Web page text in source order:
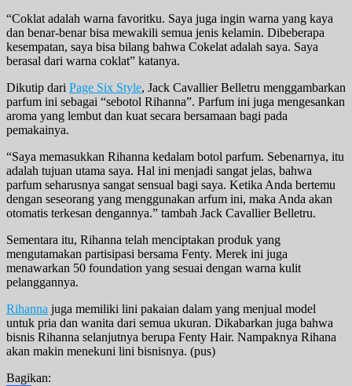
“Coklat adalah warna favoritku. Saya juga ingin warna yang kaya
dan benar-benar bisa mewakili semua jenis kelamin. Dibeberapa
kesempatan, saya bisa bilang bahwa Cokelat adalah saya. Saya
berasal dari warna coklat” katanya.
Dikutip dari Page Six Style, Jack Cavallier Belletru menggambarkan
parfum ini sebagai “sebotol Rihanna”. Parfum ini juga mengesankan
aroma yang lembut dan kuat secara bersamaan bagi pada
pemakainya.
“Saya memasukkan Rihanna kedalam botol parfum. Sebenarnya, itu
adalah tujuan utama saya. Hal ini menjadi sangat jelas, bahwa
parfum seharusnya sangat sensual bagi saya. Ketika Anda bertemu
dengan seseorang yang menggunakan arfum ini, maka Anda akan
otomatis terkesan dengannya.” tambah Jack Cavallier Belletru.
Sementara itu, Rihanna telah menciptakan produk yang
mengutamakan partisipasi bersama Fenty. Merek ini juga
menawarkan 50 foundation yang sesuai dengan warna kulit
pelanggannya.
Rihanna juga memiliki lini pakaian dalam yang menjual model
untuk pria dan wanita dari semua ukuran. Dikabarkan juga bahwa
bisnis Rihanna selanjutnya berupa Fenty Hair. Nampaknya Rihana
akan makin menekuni lini bisnisnya. (pus)
Bagikan: